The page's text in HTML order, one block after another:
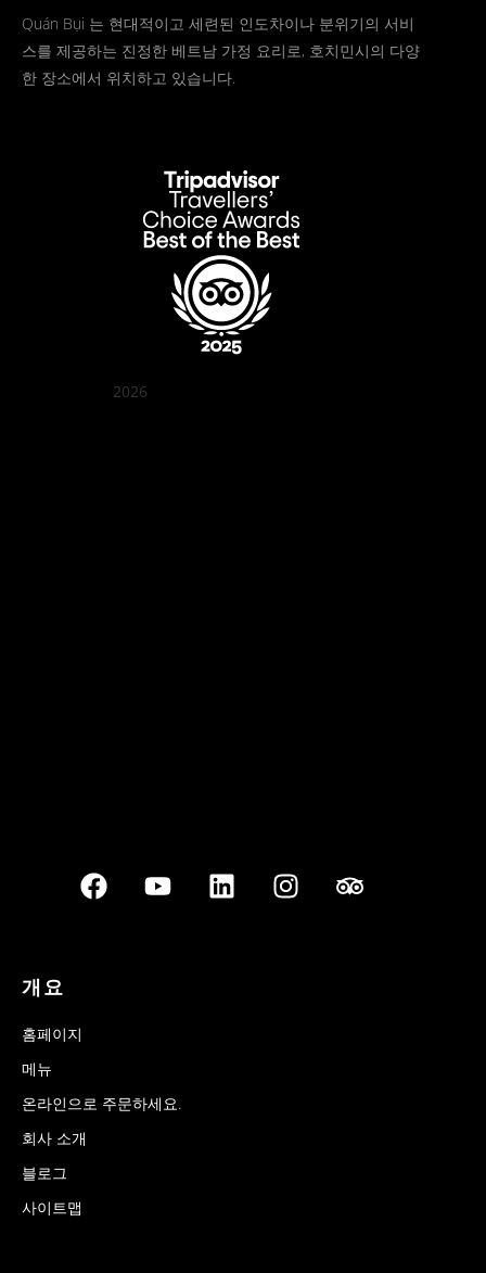
Quán Bụi 는 현대적이고 세련된 인도차이나 분위기의 서비
스를 제공하는 진정한 베트남 가정 요리로, 호치민시의 다양
한 장소에서 위치하고 있습니다.
2026
개요
홈페이지
메뉴
온라인으로 주문하세요.
회사 소개
블로그
사이트맵